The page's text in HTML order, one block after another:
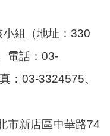
組（地址：330
電話：03-
：03-3324575、
市新店區中華路74